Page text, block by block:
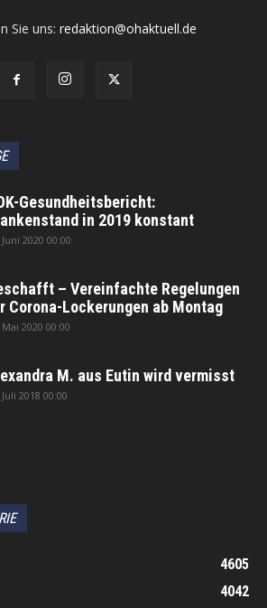
Sie uns: redaktion@ohaktuell.de
Gesundheitsbericht:
in 2019 konstant
2020 00:00
– Vereinfachte Regelungen
Corona-Lockerungen ab Montag
Mai 2020 00:00
M. aus Eutin wird vermisst
2018 00:00
4605
4042